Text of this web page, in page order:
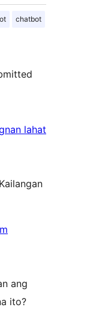
chatbot
lahat
ang
ito?